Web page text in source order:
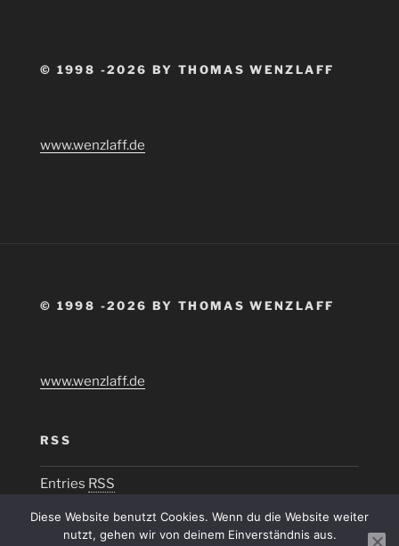
© 1998 -2026 BY THOMAS WENZLAFF
www.wenzlaff.de
© 1998 -2026 BY THOMAS WENZLAFF
www.wenzlaff.de
RSS
Entries RSS
Diese Website benutzt Cookies. Wenn du die Website weiter
nutzt, gehen wir von deinem Einverständnis aus.